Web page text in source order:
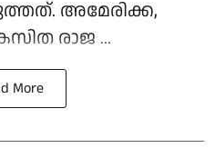
അമേരിക്ക,
രാജ ...
More